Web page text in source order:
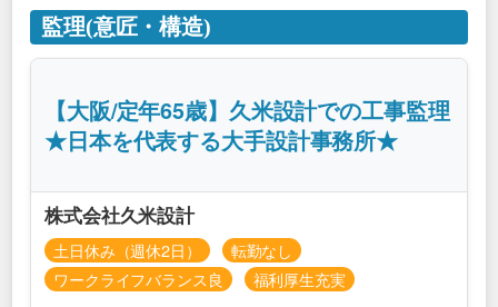
監理(意匠・構造)
【大阪/定年65歳】久米設計での工事監理
★日本を代表する大手設計事務所★
株式会社久米設計
土日休み（週休2日）
転勤なし
ワークライフバランス良
福利厚生充実